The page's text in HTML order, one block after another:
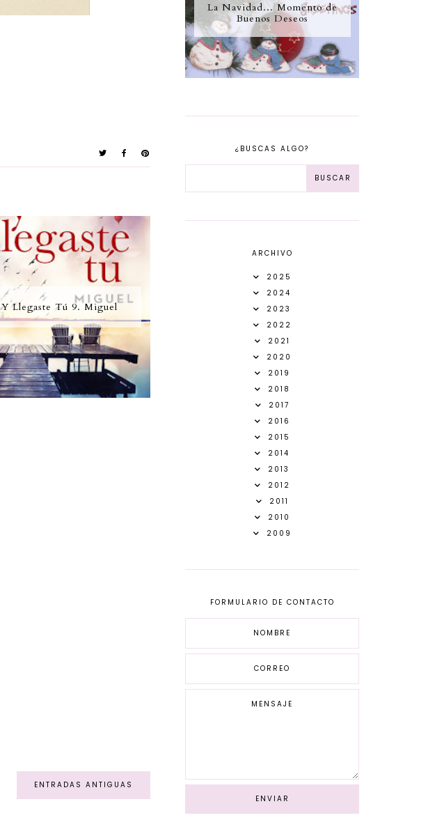
Y Llegaste Tú 9. Miguel
ENTRADAS ANTIGUAS
La Navidad... Momento de
Buenos Deseos
¿BUSCAS ALGO?
ARCHIVO
2025
2024
2023
2022
2021
2020
2019
2018
2017
2016
2015
2014
2013
2012
2011
2010
2009
FORMULARIO DE CONTACTO